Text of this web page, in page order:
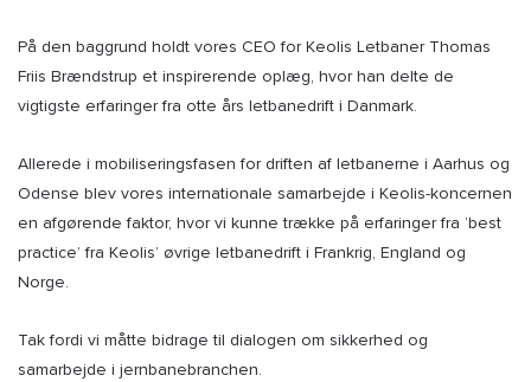
På den baggrund holdt vores CEO for Keolis Letbaner Thomas
Friis Brændstrup et inspirerende oplæg, hvor han delte de
vigtigste erfaringer fra otte års letbanedrift i Danmark.
Allerede i mobiliseringsfasen for driften af letbanerne i Aarhus og
Odense blev vores internationale samarbejde i Keolis-koncernen
en afgørende faktor, hvor vi kunne trække på erfaringer fra ’best
practice’ fra Keolis’ øvrige letbanedrift i Frankrig, England og
Norge.
Tak fordi vi måtte bidrage til dialogen om sikkerhed og
samarbejde i jernbanebranchen.